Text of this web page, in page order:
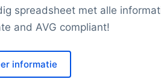
spreadsheet met alle
and AVG compliant!
informatie